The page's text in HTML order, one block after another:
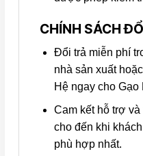
CHÍNH SÁCH
Đổi trả miễn phí
nhà sản xuất
Hệ ngay cho
Cam kết hỗ trợ
cho đến khi
phù hợp nhất.